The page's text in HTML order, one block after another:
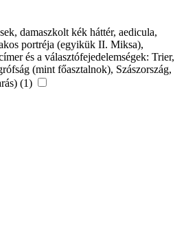
damaszkolt kék háttér, aedicula,
portréja (egyikük II. Miksa),
és a választófejedelemségek: Trier,
(mint főasztalnok), Szászország,
(1)